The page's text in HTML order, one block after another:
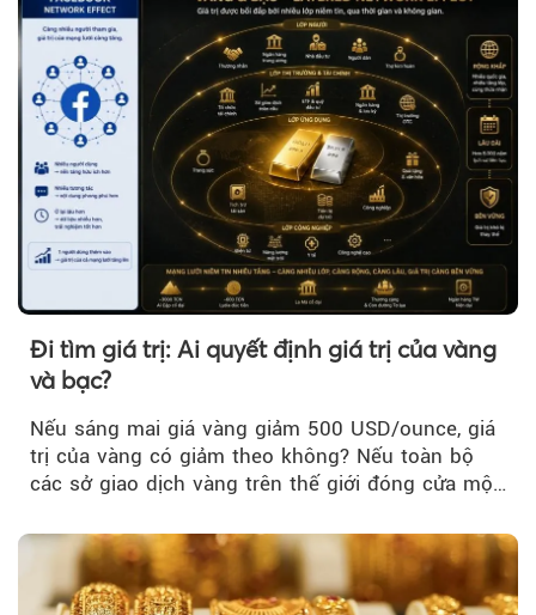
Đi tìm giá trị: Ai quyết định giá trị của vàng
và bạc?
Nếu sáng mai giá vàng giảm 500 USD/ounce, giá
trị của vàng có giảm theo không? Nếu toàn bộ
các sở giao dịch vàng trên thế giới đóng cửa một